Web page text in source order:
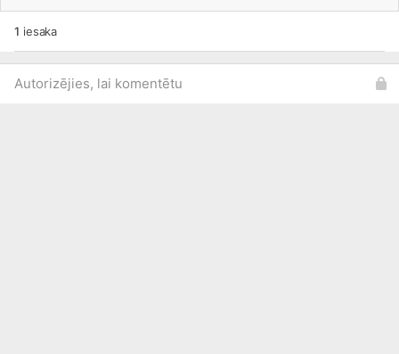
1 iesaka
Autorizējies, lai komentētu